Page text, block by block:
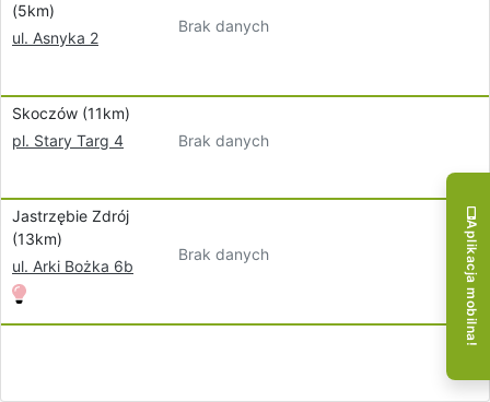
(5km)
ul. Asnyka 2
Brak danych
Skoczów (11km)
pl. Stary Targ 4
Brak danych
Jastrzębie Zdrój
(13km)
ul. Arki Bożka 6b
Brak danych Aplikacja mobilna!